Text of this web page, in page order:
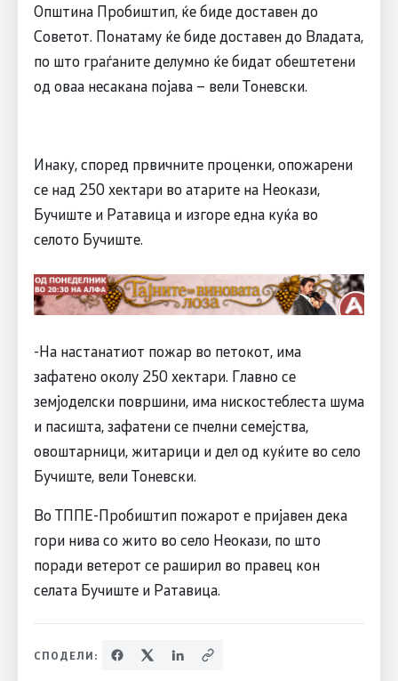
Општина Пробиштип, ќе биде доставен до
Советот. Понатаму ќе биде доставен до Владата,
по што граѓаните делумно ќе бидат обештетени
од оваа несакана појава – вели Тоневски.
Инаку, според првичните проценки, опожарени
се над 250 хектари во атарите на Неокази,
Бучиште и Ратавица и изгоре една куќа во
селото Бучиште.
-На настанатиот пожар во петокот, има
зафатено околу 250 хектари. Главно се
земјоделски површини, има нискостеблеста шума
и пасишта, зафатени се пчелни семејства,
овоштарници, житарици и дел од куќите во село
Бучиште, вели Тоневски.
Во ТППЕ-Пробиштип пожарот е пријавен дека
гори нива со жито во село Неокази, по што
поради ветерот се раширил во правец кон
селата Бучиште и Ратавица.
СПОДЕЛИ: